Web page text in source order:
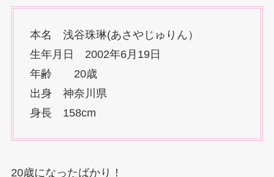
本名 浅谷珠琳(あさやじゅりん）
生年月日 2002年6月19日
年齢 20歳
出身 神奈川県
身長 158cm
20歳になったばかり！